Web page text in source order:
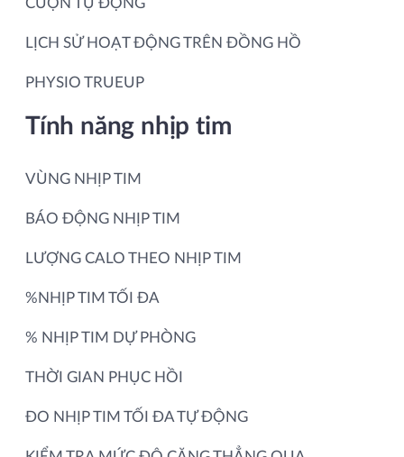
LỊCH SỬ HOẠT ĐỘNG TRÊN ĐỒNG HỒ
PHYSIO TRUEUP
Tính năng nhịp tim
VÙNG NHỊP TIM
BÁO ĐỘNG NHỊP TIM
LƯỢNG CALO THEO NHỊP TIM
%NHỊP TIM TỐI ĐA
% NHỊP TIM DỰ PHÒNG
THỜI GIAN PHỤC HỒI
ĐO NHỊP TIM TỐI ĐA TỰ ĐỘNG